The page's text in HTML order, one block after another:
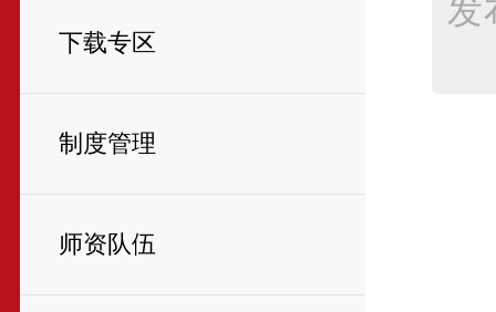
下载专区
制度管理
师资队伍
发